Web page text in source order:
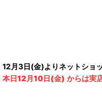
12月3日(金)よりネットショ
本日12月10日(金) からは実